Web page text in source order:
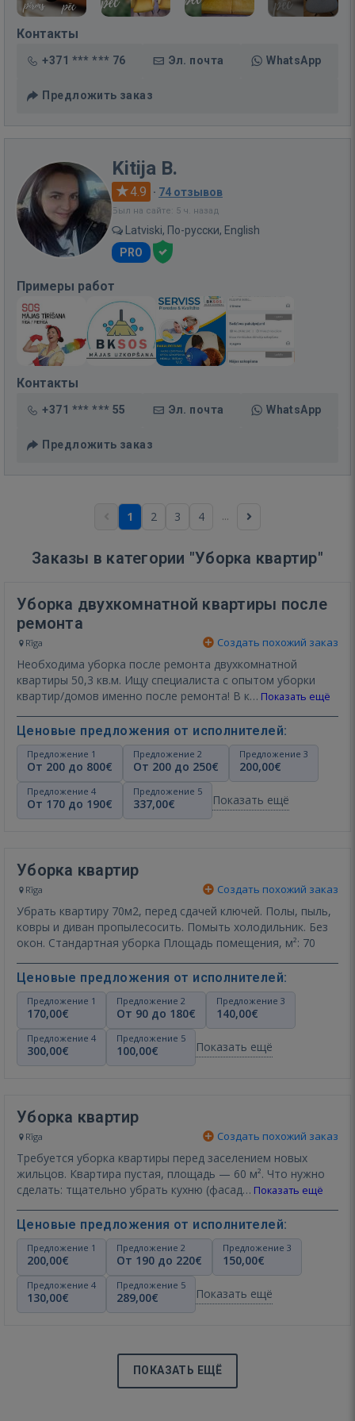
Контакты
+371 *** *** 76 Эл. почта WhatsApp
Предложить заказ
Kitija B.
4.9 · 74 отзывов
Был на сайте: 5 ч. назад
Latviski, По-русски, English
PRO
Примеры работ
Контакты
+371 *** *** 55 Эл. почта WhatsApp
Предложить заказ
1 2 3 4 ...
Заказы в категории "Уборка квартир"
Уборка двухкомнатной квартиры после
ремонта
Rīga Создать похожий заказ
Необходима уборка после ремонта двухкомнатной
квартиры 50,3 кв.м. Ищу специалиста с опытом уборки
квартир/домов именно после ремонта! В к… Показать ещё
Ценовые предложения от исполнителей:
Предложение 1
От 200 до 800€
Предложение 2
От 200 до 250€
Предложение 3
200,00€
Предложение 4
От 170 до 190€
Предложение 5
337,00€ Показать ещё
Уборка квартир
Rīga Создать похожий заказ
Убрать квартиру 70м2, перед сдачей ключей. Полы, пыль,
ковры и диван пропылесосить. Помыть холодильник. Без
окон. Стандартная уборка Площадь помещения, м²: 70
Ценовые предложения от исполнителей:
Предложение 1
170,00€
Предложение 2
От 90 до 180€
Предложение 3
140,00€
Предложение 4
300,00€
Предложение 5
100,00€ Показать ещё
Уборка квартир
Rīga Создать похожий заказ
Требуется уборка квартиры перед заселением новых
жильцов. Квартира пустая, площадь — 60 м². Что нужно
сделать: тщательно убрать кухню (фасад… Показать ещё
Ценовые предложения от исполнителей:
Предложение 1
200,00€
Предложение 2
От 190 до 220€
Предложение 3
150,00€
Предложение 4
130,00€
Предложение 5
289,00€ Показать ещё
ПОКАЗАТЬ ЕЩЁ